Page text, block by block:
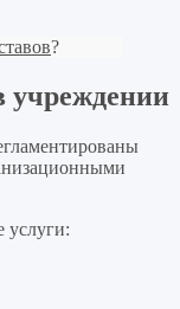
?
учреждении
услуги: